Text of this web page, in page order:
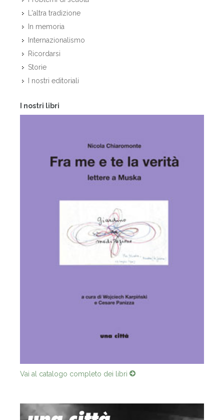
L'altra tradizione
In memoria
Internazionalismo
Ricordarsi
Storie
I nostri editoriali
I nostri libri
Vai al catalogo completo dei libri